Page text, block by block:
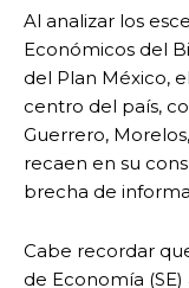
Al analizar los
Económicos del
del Plan México,
centro del país,
Guerrero,
recaen en su
brecha de
Cabe recordar
de Economía